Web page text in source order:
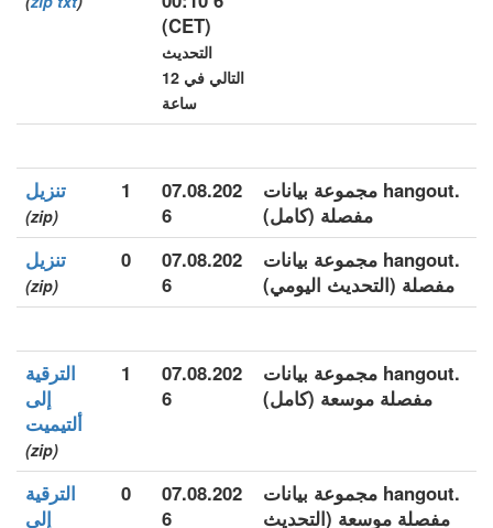
(CET)
التحديث
التالي في 12
ساعة
.hangout مجموعة بيانات
مفصلة (كامل)
07.08.202
6
1 تنزيل
(zip)
.hangout مجموعة بيانات
مفصلة (التحديث اليومي)
07.08.202
6
0 تنزيل
(zip)
.hangout مجموعة بيانات
مفصلة موسعة (كامل)
07.08.202
6
1
الترقية
إلى
ألتيميت
(zip)
.hangout مجموعة بيانات
مفصلة موسعة (التحديث
07.08.202
6
0
الترقية
إلى